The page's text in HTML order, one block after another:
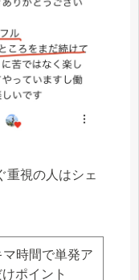
重視の人はシェ
時間で単発ア
ポイント